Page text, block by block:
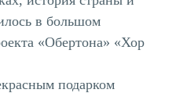
в большом
«Обертона» «Хор
подарком